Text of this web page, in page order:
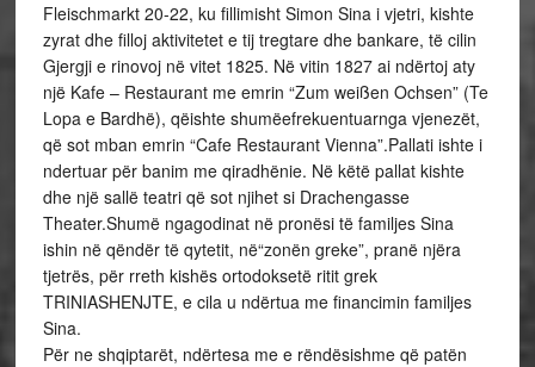
Fleischmarkt 20-22, ku fillimisht Simon Sina i vjetri, kishte
zyrat dhe filloj aktivitetet e tij tregtare dhe bankare, të cilin
Gjergji e rinovoj në vitet 1825. Në vitin 1827 ai ndërtoj aty
një Kafe – Restaurant me emrin “Zum weißen Ochsen” (Te
Lopa e Bardhë), qëishte shumëefrekuentuarnga vjenezët,
që sot mban emrin “Cafe Restaurant Vienna”.Pallati ishte i
ndertuar për banim me qiradhënie. Në këtë pallat kishte
dhe një sallë teatri që sot njihet si Drachengasse
Theater.Shumë ngagodinat në pronësi të familjes Sina
ishin në qëndër të qytetit, në“zonën greke”, pranë njëra
tjetrës, për rreth kishës ortodoksetë ritit grek
TRINIASHENJTE, e cila u ndërtua me financimin familjes
Sina.
Për ne shqiptarët, ndërtesa me e rëndësishme që patën